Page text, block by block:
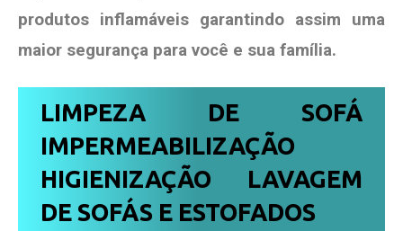
produtos inflamáveis garantindo assim uma
maior segurança para você e sua família.
LIMPEZA DE SOFÁ
IMPERMEABILIZAÇÃO
HIGIENIZAÇÃO LAVAGEM
DE SOFÁS E ESTOFADOS